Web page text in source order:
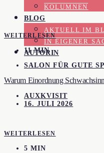
KOLUMNEN
BLOG
AKTUELL IM
IN EIGENER
AUTORIN
WEITERLESEN
11 MIN
SALON FÜR GUTE
Warum Einordnung
AUXKVISIT
16. JULI 2026
WEITERLESEN
5 MIN